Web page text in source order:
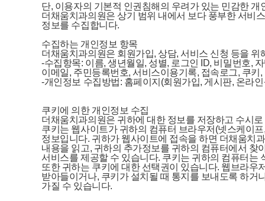
단, 이용자의 기본적 인권침해의 우려가 있는 민감
더채움치과의원은 상기 범위 내에서 보다 풍부한
                    정보를 수집합니다.
                    수집하는 개인정보 항목
더채움치과의원은 회원가입, 상담, 서비스 신청 등
-수집항목: 이름, 생년월일, 성별, 로그인 ID, 비밀번
이메일, 주민등록번호, 서비스이용기록, 접속로그, 쿠
-개인정보 수집방법: 홈페이지(회원가입, 게시판, 온
                    쿠키에 의한 개인정보 수집
더채움치과의원은 귀하에 대한 정보를 저장하고 수
쿠키는 웹사이트가 귀하의 컴퓨터 브라우저(넷스
정보입니다. 귀하가 웹사이트에 접속을 하면 더채
내용을 읽고, 귀하의 추가정보를 귀하의 컴퓨터에
서비스를 제공할 수 있습니다. 쿠키는 귀하의 컴
또한 귀하는 쿠키에 대한 선택권이 있습니다. 웹브
받아들이거나, 쿠키가 설치될 때 통지를 보내도록
                    가질 수 있습니다.